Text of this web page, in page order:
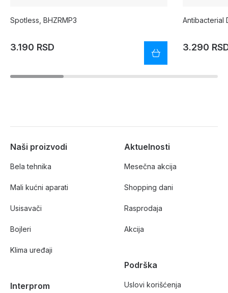
Spotless, BHZRMP3
3.190 RSD
Antibacterial
3.290
Naši proizvodi
Bela tehnika
Mali kućni aparati
Usisavači
Bojleri
Klima uređaji
Interprom
Aktuelnosti
Mesečna akcija
Shopping dani
Rasprodaja
Akcija
Podrška
Uslovi korišćenja